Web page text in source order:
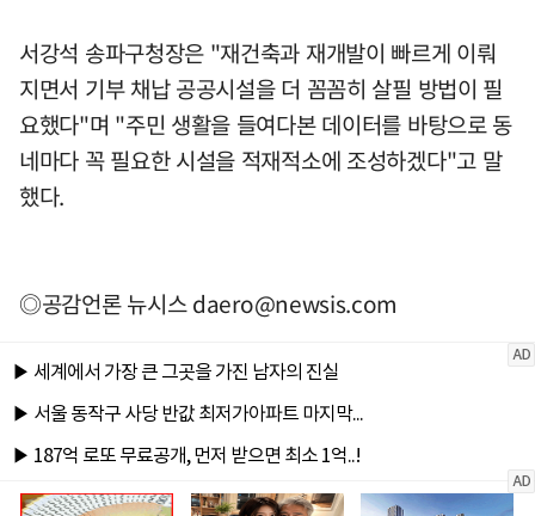
서강석 송파구청장은 "재건축과 재개발이 빠르게 이뤄
지면서 기부 채납 공공시설을 더 꼼꼼히 살필 방법이 필
요했다"며 "주민 생활을 들여다본 데이터를 바탕으로 동
네마다 꼭 필요한 시설을 적재적소에 조성하겠다"고 말
했다.
◎공감언론 뉴시스daero@newsis.com